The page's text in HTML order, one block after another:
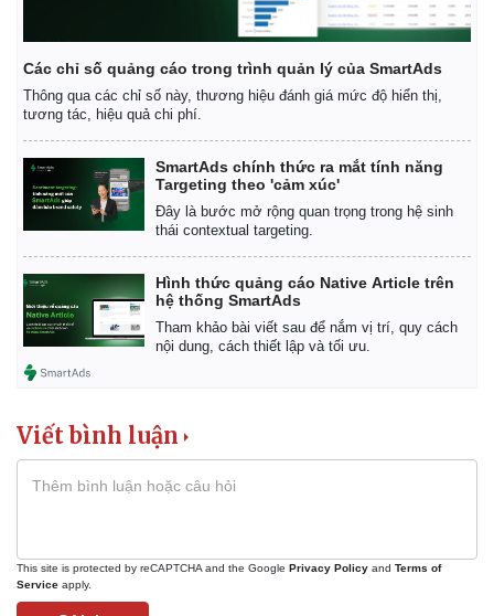
Bất động sản
Khởi nghiệp
Thị trường
Giá vàng
Tiêu dùng
Tỷ giá
Chứng khoán
Các chỉ số quảng cáo trong trình quản lý của SmartAds
Thông qua các chỉ số này, thương hiệu đánh giá mức độ hiển thị,
tương tác, hiệu quả chi phí.
SmartAds chính thức ra mắt tính năng
Targeting theo 'cảm xúc'
Đây là bước mở rộng quan trọng trong hệ sinh
thái contextual targeting.
Hình thức quảng cáo Native Article trên
hệ thống SmartAds
Tham khảo bài viết sau để nắm vị trí, quy cách
nội dung, cách thiết lập và tối ưu.
Viết bình luận
This site is protected by reCAPTCHA and the Google Privacy Policy and Terms of
Service apply.